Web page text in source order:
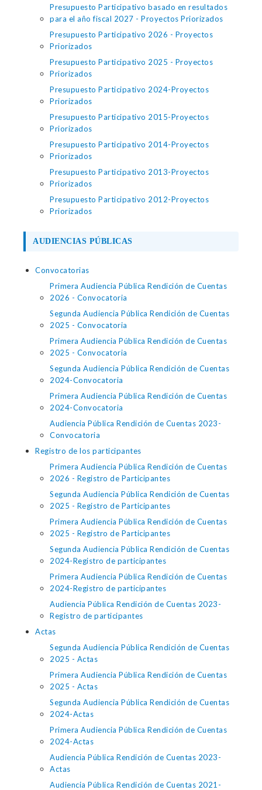
Presupuesto Participativo basado en resultados
para el año fiscal 2027 - Proyectos Priorizados
Presupuesto Participativo 2026 - Proyectos
Priorizados
Presupuesto Participativo 2025 - Proyectos
Priorizados
Presupuesto Participativo 2024-Proyectos
Priorizados
Presupuesto Participativo 2015-Proyectos
Priorizados
Presupuesto Participativo 2014-Proyectos
Priorizados
Presupuesto Participativo 2013-Proyectos
Priorizados
Presupuesto Participativo 2012-Proyectos
Priorizados
AUDIENCIAS PÚBLICAS
Convocatorias
Primera Audiencia Pública Rendición de Cuentas
2026 - Convocatoria
Segunda Audiencia Pública Rendición de Cuentas
2025 - Convocatoria
Primera Audiencia Pública Rendición de Cuentas
2025 - Convocatoria
Segunda Audiencia Pública Rendición de Cuentas
2024-Convocatoria
Primera Audiencia Pública Rendición de Cuentas
2024-Convocatoria
Audiencia Pública Rendición de Cuentas 2023-
Convocatoria
Registro de los participantes
Primera Audiencia Pública Rendición de Cuentas
2026 - Registro de Participantes
Segunda Audiencia Pública Rendición de Cuentas
2025 - Registro de Participantes
Primera Audiencia Pública Rendición de Cuentas
2025 - Registro de Participantes
Segunda Audiencia Pública Rendición de Cuentas
2024-Registro de participantes
Primera Audiencia Pública Rendición de Cuentas
2024-Registro de participantes
Audiencia Pública Rendición de Cuentas 2023-
Registro de participantes
Actas
Segunda Audiencia Pública Rendición de Cuentas
2025 - Actas
Primera Audiencia Pública Rendición de Cuentas
2025 - Actas
Segunda Audiencia Pública Rendición de Cuentas
2024-Actas
Primera Audiencia Pública Rendición de Cuentas
2024-Actas
Audiencia Pública Rendición de Cuentas 2023-
Actas
Audiencia Pública Rendición de Cuentas 2021-